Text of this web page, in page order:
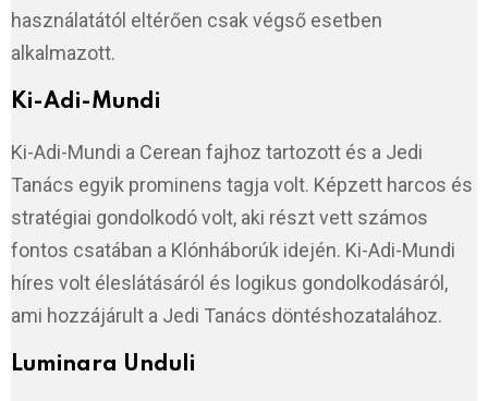
használatától eltérően csak végső esetben
alkalmazott.
Ki-Adi-Mundi
Ki-Adi-Mundi a Cerean fajhoz tartozott és a Jedi
Tanács egyik prominens tagja volt. Képzett harcos és
stratégiai gondolkodó volt, aki részt vett számos
fontos csatában a Klónháborúk idején. Ki-Adi-Mundi
híres volt éleslátásáról és logikus gondolkodásáról,
ami hozzájárult a Jedi Tanács döntéshozatalához.
Luminara Unduli